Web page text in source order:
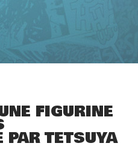
FIGURINE
PAR TETSUYA